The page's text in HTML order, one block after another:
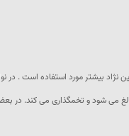
نژاد بیشتر مورد استفاده است .
در بعضی از آنها این نژاد ۳۰۰ تا تخم